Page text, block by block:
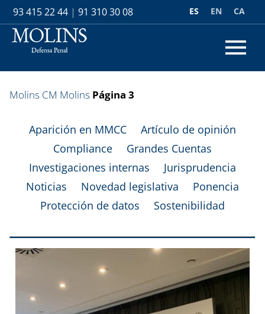
93 415 22 44 | 91 310 30 08 CA
EN
ES
Molins CM Molins Página 3
Aparición en MMCC
Artículo de opinión
Compliance
Grandes Cuentas
Investigaciones internas
Jurisprudencia
Noticias
Novedad legislativa
Ponencia
Protección de datos
Sostenibilidad